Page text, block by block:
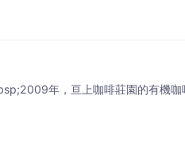
年，亘上咖啡莊園的有機